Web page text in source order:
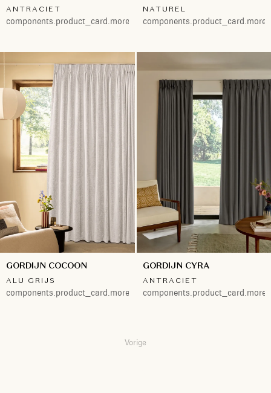
ANTRACIET
components.product_card.more.both
NATUREL
GORDIJN COCOON
ALU GRIJS
components.product_card.more.both
GORDIJN CYRA
ANTRACIET
Vorige